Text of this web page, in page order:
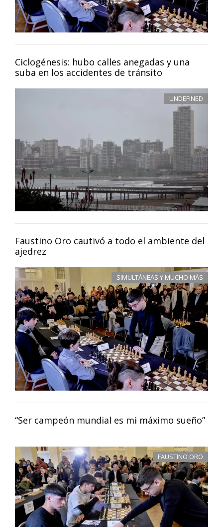
Ciclogénesis: hubo calles anegadas y una
suba en los accidentes de tránsito
UNDEFINED
Faustino Oro cautivó a todo el ambiente del
ajedrez
SIMULTÁNEAS Y MUCHO MÁS
“Ser campeón mundial es mi máximo sueño”
FAUSTINO ORO